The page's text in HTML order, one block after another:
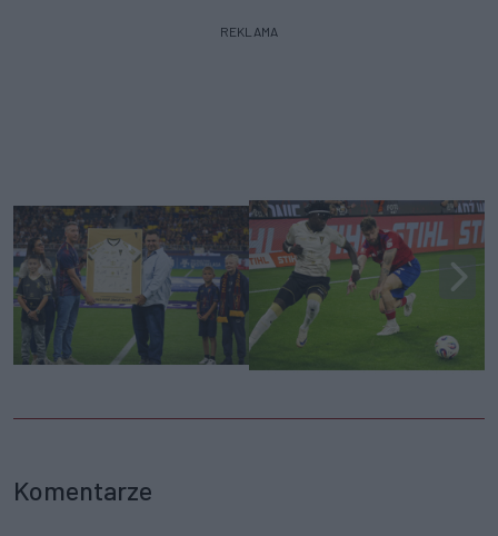
REKLAMA
Komentarze